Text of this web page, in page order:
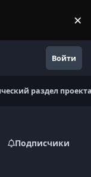
×
Войти
раздел
Подписчики